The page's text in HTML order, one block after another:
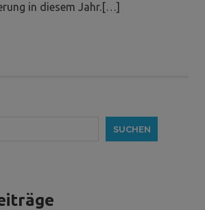
in diesem Jahr.[…]
SUCHEN